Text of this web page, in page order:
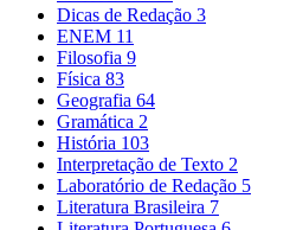
Dicas de Redação 3
ENEM 11
Filosofia 9
Física 83
Geografia 64
Gramática 2
História 103
Interpretação de Texto 2
Laboratório de Redação 5
Literatura Brasileira 7